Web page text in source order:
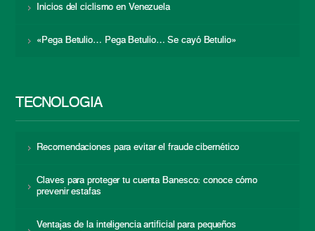
Inicios del ciclismo en Venezuela
«Pega Betulio… Pega Betulio… Se cayó Betulio»
TECNOLOGÍA
Recomendaciones para evitar el fraude cibernético
Claves para proteger tu cuenta Banesco: conoce cómo
prevenir estafas
Ventajas de la inteligencia artificial para pequeños